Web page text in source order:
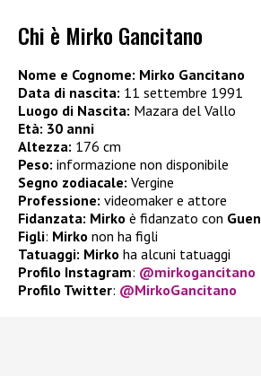
Chi è Mirko Gancitano
Nome e Cognome: Mirko Gancitano
Data di nascita: 11 settembre 1991
Luogo di Nascita: Mazara del Vallo
Età: 30 anni
Altezza: 176 cm
Peso: informazione non disponibile
Segno zodiacale: Vergine
Professione: videomaker e attore
Fidanzata: Mirko è fidanzato con
Figli: Mirko non ha figli
Tatuaggi: Mirko ha alcuni tatuaggi
Profilo Instagram: @mirkogancitano
Profilo Twitter: @MirkoGancitano